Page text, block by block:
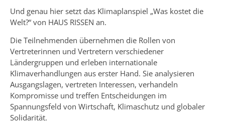
Und genau hier setzt das Klimaplanspiel „Was kostet die
Welt?“ von HAUS RISSEN an.
Die Teilnehmenden übernehmen die Rollen von
Vertreterinnen und Vertretern verschiedener
Ländergruppen und erleben internationale
Klimaverhandlungen aus erster Hand. Sie analysieren
Ausgangslagen, vertreten Interessen, verhandeln
Kompromisse und treffen Entscheidungen im
Spannungsfeld von Wirtschaft, Klimaschutz und globaler
Solidarität.